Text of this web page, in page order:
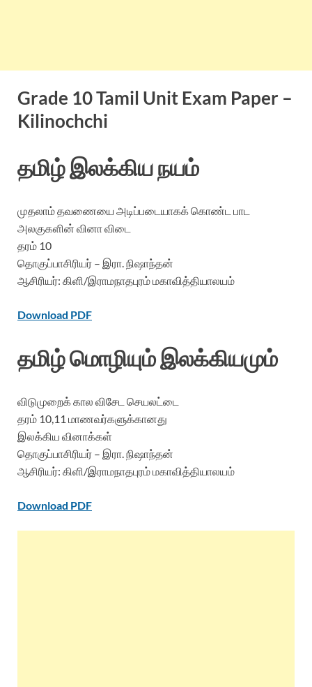
Grade 10 Tamil Unit Exam Paper –
Kilinochchi
தமிழ் இலக்கிய நயம்
முதலாம் தவணையை அடிப்படையாகக் கொண்ட பாட
அலகுகளின் வினா விடை
தரம் 10
தொகுப்பாசிரியர் – இரா. நிஷாந்தன்
ஆசிரியர்: கிளி/இராமநாதபுரம் மகாவித்தியாலயம்
Download PDF
தமிழ் மொழியும் இலக்கியமும்
விடுமுறைக் கால விசேட செயலட்டை
தரம் 10,11 மாணவர்களுக்கானது
இலக்கிய வினாக்கள்
தொகுப்பாசிரியர் – இரா. நிஷாந்தன்
ஆசிரியர்: கிளி/இராமநாதபுரம் மகாவித்தியாலயம்
Download PDF